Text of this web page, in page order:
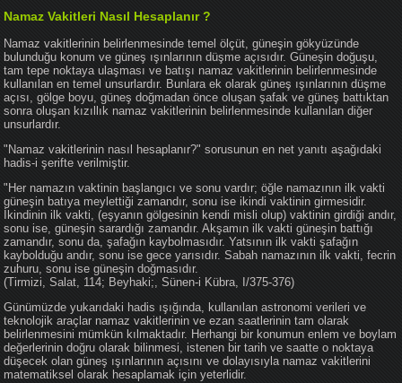
Namaz Vakitleri Nasıl Hesaplanır ?
Namaz vakitlerinin belirlenmesinde temel ölçüt, güneşin gökyüzünde
bulunduğu konum ve güneş ışınlarının düşme açısıdır. Güneşin doğuşu,
tam tepe noktaya ulaşması ve batışı namaz vakitlerinin belirlenmesinde
kullanılan en temel unsurlardır. Bunlara ek olarak güneş ışınlarının düşme
açısı, gölge boyu, güneş doğmadan önce oluşan şafak ve güneş battıktan
sonra oluşan kızıllık namaz vakitlerinin belirlenmesinde kullanılan diğer
unsurlardır.
"Namaz vakitlerinin nasıl hesaplanır?" sorusunun en net yanıtı aşağıdaki
hadis-i şerifte verilmiştir.
"Her namazın vaktinin başlangıcı ve sonu vardır; öğle namazının ilk vakti
güneşin batıya meylettiği zamandır, sonu ise ikindi vaktinin girmesidir.
İkindinin ilk vakti, (eşyanın gölgesinin kendi misli olup) vaktinin girdiği andır,
sonu ise, güneşin sarardığı zamandır. Akşamın ilk vakti güneşin battığı
zamandır, sonu da, şafağın kaybolmasıdır. Yatsının ilk vakti şafağın
kaybolduğu andır, sonu ise gece yarısıdır. Sabah namazının ilk vakti, fecrin
zuhuru, sonu ise güneşin doğmasıdır.
(Tirmizi, Salat, 114; Beyhaki;, Sünen-i Kübra, I/375-376)
Günümüzde yukarıdaki hadis ışığında, kullanılan astronomi verileri ve
teknolojik araçlar namaz vakitlerinin ve ezan saatlerinin tam olarak
belirlenmesini mümkün kılmaktadır. Herhangi bir konumun enlem ve boylam
değerlerinin doğru olarak bilinmesi, istenen bir tarih ve saatte o noktaya
düşecek olan güneş ışınlarının açısını ve dolayısıyla namaz vakitlerini
matematiksel olarak hesaplamak için yeterlidir.